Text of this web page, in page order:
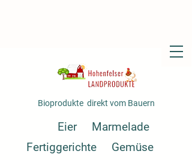
Bioprodukte direkt vom Bauern
Eier
Marmelade
Fertiggerichte
Gemüse